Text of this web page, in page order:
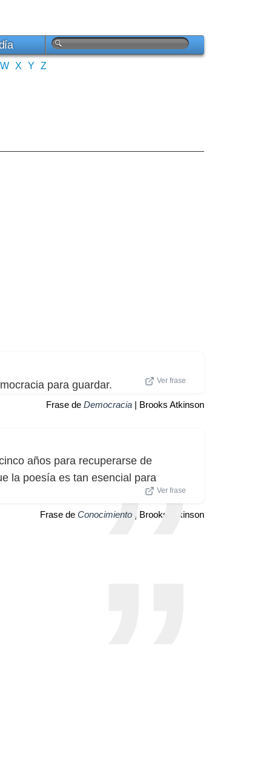
W X Y Z
para guardar. Ver frase
Frase de Democracia | Brooks Atkinson
años para recuperarse de
la poesía es tan esencial para
Ver frase
Frase de Conocimiento | Brooks Atkinson